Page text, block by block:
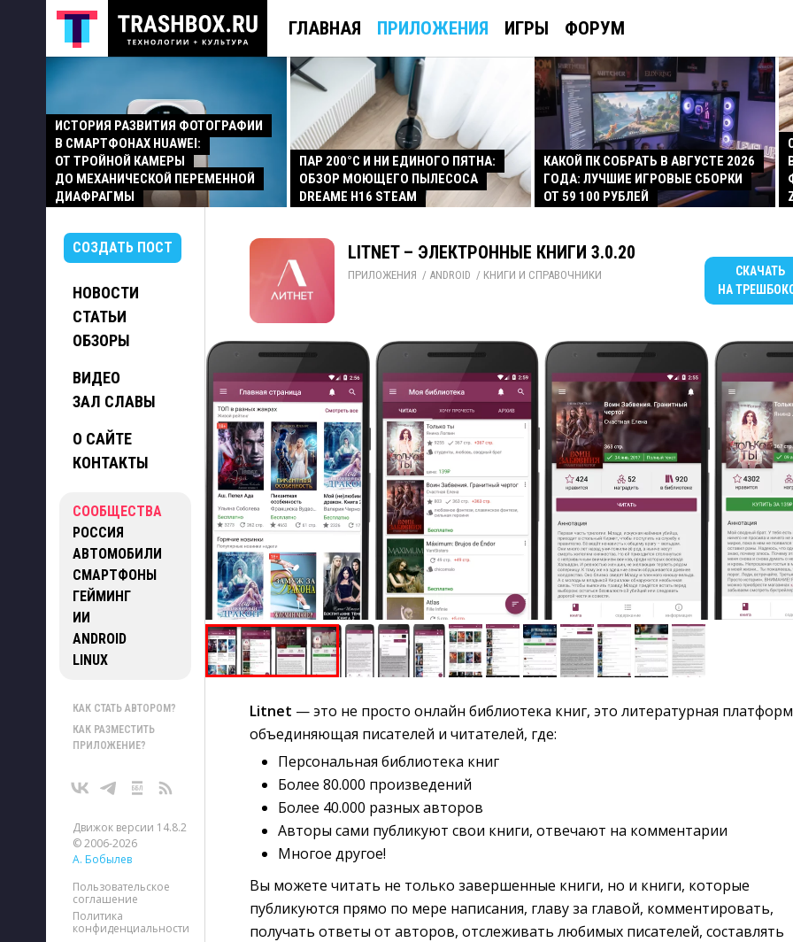
ГЛАВНАЯ ПРИЛОЖЕНИЯ ИГРЫ ФОРУМ
ИСТОРИЯ РАЗВИТИЯ ФОТОГРАФИИ
В СМАРТФОНАХ HUAWEI:
ОТ ТРОЙНОЙ КАМЕРЫ
ДО МЕХАНИЧЕСКОЙ ПЕРЕМЕННОЙ
ДИАФРАГМЫ
ПАР 200°C И НИ ЕДИНОГО ПЯТНА:
ОБЗОР МОЮЩЕГО ПЫЛЕСОСА
DREAME H16 STEAM
КАКОЙ ПК СОБРАТЬ В АВГУСТЕ 2026
ГОДА: ЛУЧШИЕ ИГРОВЫЕ СБОРКИ
ОТ 59 100 РУБЛЕЙ
СОЗДАТЬ ПОСТ
НОВОСТИ
СТАТЬИ
ОБЗОРЫ
ВИДЕО
ЗАЛ СЛАВЫ
О САЙТЕ
КОНТАКТЫ
СООБЩЕСТВА
РОССИЯ
АВТОМОБИЛИ
СМАРТФОНЫ
ГЕЙМИНГ
ИИ
ANDROID
LINUX
КАК СТАТЬ АВТОРОМ?
КАК РАЗМЕСТИТЬ
ПРИЛОЖЕНИЕ?
Движок версии 14.8.2
© 2006-2026
А. Бобылев
Пользовательское
соглашение
Политика
конфиденциальности
LITNET – ЭЛЕКТРОННЫЕ КНИГИ 3.0.20
ПРИЛОЖЕНИЯ / ANDROID / КНИГИ И СПРАВОЧНИКИ
СКАЧАТЬ
НА
Litnet — это не просто онлайн библиотека книг, это литературная
объединяющая писателей и читателей, где:
Персональная библиотека книг
Более 80.000 произведений
Более 40.000 разных авторов
Авторы сами публикуют свои книги, отвечают на комментарии
Многое другое!
Вы можете читать не только завершенные книги, но и книги, которые
публикуются прямо по мере написания, главу за главой, комментировать,
получать ответы от авторов, отслеживать любимых писателей, составлять